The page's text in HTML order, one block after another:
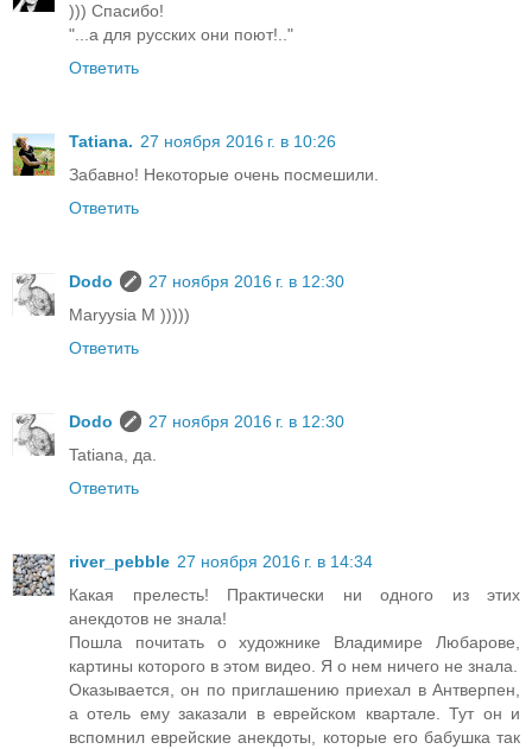
))) Спасибо!
"...а для русских они поют!.."
Ответить
Tatiana. 27 ноября 2016 г. в 10:26
Забавно! Некоторые очень посмешили.
Ответить
Dodo
27 ноября 2016 г. в 12:30
Maryysia M )))))
Ответить
Dodo
27 ноября 2016 г. в 12:30
Tatiana, да.
Ответить
river_pebble 27 ноября 2016 г. в 14:34
Какая прелесть! Практически ни одного из этих
анекдотов не знала!
Пошла почитать о художнике Владимире Любарове,
картины которого в этом видео. Я о нем ничего не знала.
Оказывается, он по приглашению приехал в Антверпен,
а отель ему заказали в еврейском квартале. Тут он и
вспомнил еврейские анекдоты, которые его бабушка так